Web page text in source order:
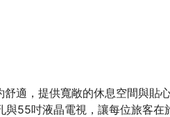
適，提供寬敞的休息空間與貼
與55吋液晶電視，讓每位旅客在